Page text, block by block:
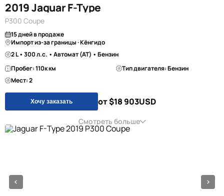
2019 Jaguar F-Type
P300 Coupe
15 дней в продаже
Импорт из-за границы · Кёнгидо
2 L • 300 л.с. • Автомат (AT) • Бензин
Пробег: 110к км
Тип двигателя: Бензин
Мест: 2
Хочу заказать от $18 903USD
Смотреть больше